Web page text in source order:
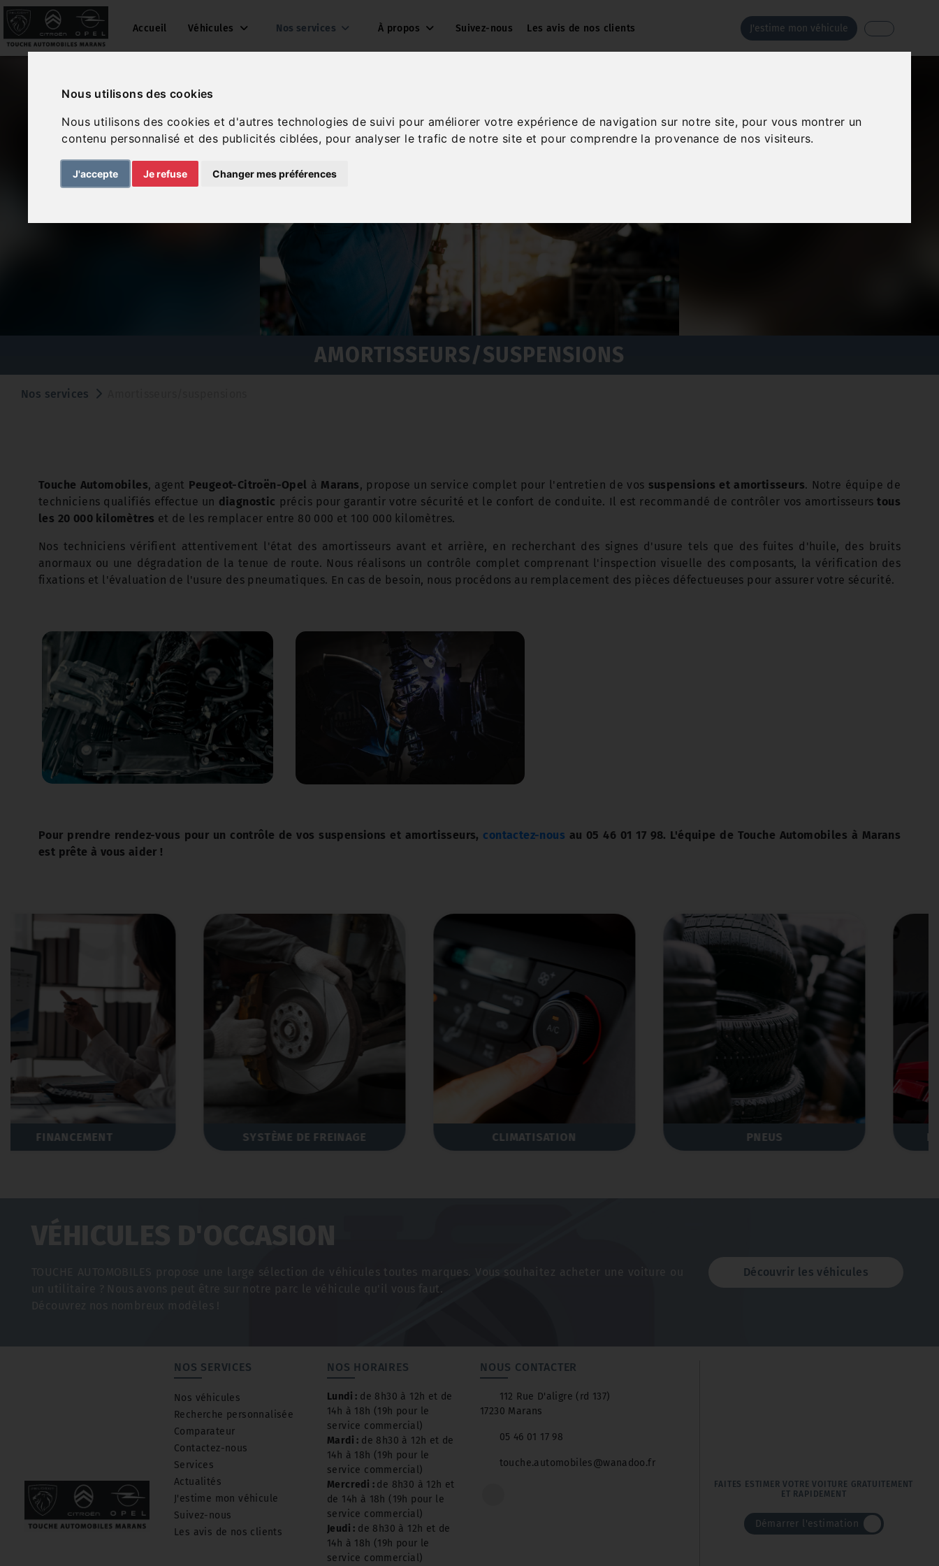
Nous utilisons des cookies
Nous utilisons des cookies et d'autres technologies de suivi pour améliorer votre expérience de navigation sur notre site, pour vous montrer un
contenu personnalisé et des publicités ciblées, pour analyser le trafic de notre site et pour comprendre la provenance de nos visiteurs.
J'accepte Je refuse Changer mes préférences
Accueil Véhicules Nos services À propos Suivez-nous Les avis de nos clients J'estime mon véhicule
AMORTISSEURS/SUSPENSIONS
Nos services
Touche Automobiles, agent Peugeot-Citroën-Opel à Marans, propose un service complet pour l'entretien de vos suspensions et amortisseurs. Notre équipe de
techniciens qualifiés effectue un diagnostic précis pour garantir votre sécurité et le confort de conduite. Il est recommandé de contrôler vos amortisseurstous
les 20 000 kilomètres et de les remplacer entre 80 000 et 100 000 kilomètres.
Nos techniciens vérifient attentivement l'état des amortisseurs avant et arrière, en recherchant des signes d'usure tels que des fuites d'huile, des bruits
anormaux ou une dégradation de la tenue de route. Nous réalisons un contrôle complet comprenant l'inspection visuelle des composants, la vérification des
fixations et l'évaluation de l'usure des pneumatiques. En cas de besoin, nous procédons au remplacement des pièces défectueuses pour assurer votre sécurité.
Pour prendre rendez-vous pour un contrôle de vos suspensions et amortisseurs, contactez-nous au 05 46 01 17 98. L'équipe de Touche Automobiles à Marans
est prête à vous aider !
SYSTÈME DE FREINAGE CLIMATISATION PNEUS PEINTURE/CARROSSERIE
VÉHICULES D'OCCASION
TOUCHE AUTOMOBILES propose une large sélection de véhicules toutes marques. Vous souhaitez acheter une voiture ou
un utilitaire ? Nous avons peut être sur notre parc le véhicule qu'il vous faut.
Découvrez nos nombreux modèles !
Découvrir les véhicules
NOS SERVICES
Nos véhicules
Recherche personnalisée
Comparateur
Contactez-nous
Services
Actualités
J'estime mon véhicule
Suivez-nous
Les avis de nos clients
NOS HORAIRES
Lundi : de 8h30 à 12h et de
14h à 18h (19h pour le
service commercial)
Mardi : de 8h30 à 12h et de
14h à 18h (19h pour le
service commercial)
Mercredi : de 8h30 à 12h et
de 14h à 18h (19h pour le
service commercial)
Jeudi : de 8h30 à 12h et de
14h à 18h (19h pour le
service commercial)
NOUS CONTACTER
112 Rue D'aligre (rd 137)
17230 Marans
05 46 01 17 98
touche.automobiles@wanadoo.fr
FAITES ESTIMER VOTRE VOITURE GRATUITEMENT
ET RAPIDEMENT
Démarrer l'estimation